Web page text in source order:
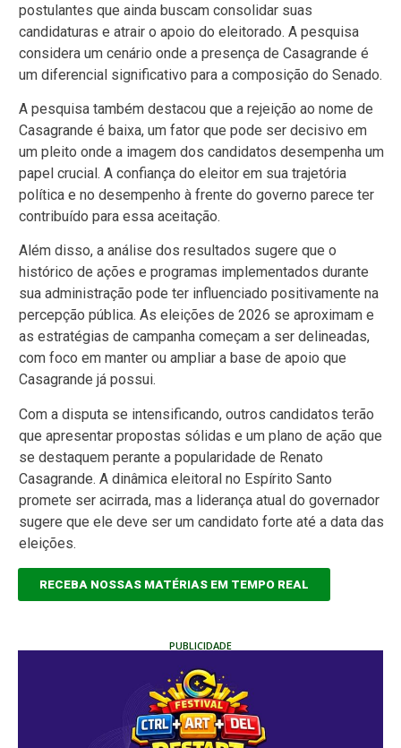
postulantes que ainda buscam consolidar suas
candidaturas e atrair o apoio do eleitorado. A pesquisa
considera um cenário onde a presença de Casagrande é
um diferencial significativo para a composição do Senado.
A pesquisa também destacou que a rejeição ao nome de
Casagrande é baixa, um fator que pode ser decisivo em
um pleito onde a imagem dos candidatos desempenha um
papel crucial. A confiança do eleitor em sua trajetória
política e no desempenho à frente do governo parece ter
contribuído para essa aceitação.
Além disso, a análise dos resultados sugere que o
histórico de ações e programas implementados durante
sua administração pode ter influenciado positivamente na
percepção pública. As eleições de 2026 se aproximam e
as estratégias de campanha começam a ser delineadas,
com foco em manter ou ampliar a base de apoio que
Casagrande já possui.
Com a disputa se intensificando, outros candidatos terão
que apresentar propostas sólidas e um plano de ação que
se destaquem perante a popularidade de Renato
Casagrande. A dinâmica eleitoral no Espírito Santo
promete ser acirrada, mas a liderança atual do governador
sugere que ele deve ser um candidato forte até a data das
eleições.
RECEBA NOSSAS MATÉRIAS EM TEMPO REAL
PUBLICIDADE